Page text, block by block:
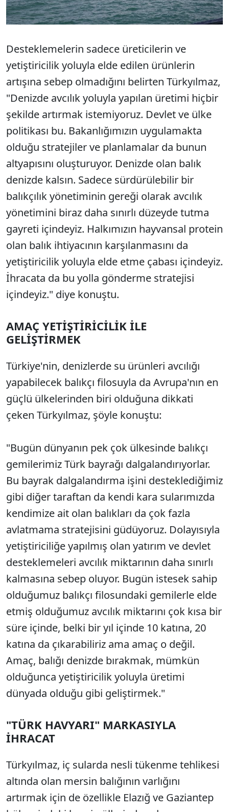
Desteklemelerin sadece üreticilerin ve
yetiştiricilik yoluyla elde edilen ürünlerin
artışına sebep olmadığını belirten Türkyılmaz,
"Denizde avcılık yoluyla yapılan üretimi hiçbir
şekilde artırmak istemiyoruz. Devlet ve ülke
politikası bu. Bakanlığımızın uygulamakta
olduğu stratejiler ve planlamalar da bunun
altyapısını oluşturuyor. Denizde olan balık
denizde kalsın. Sadece sürdürülebilir bir
balıkçılık yönetiminin gereği olarak avcılık
yönetimini biraz daha sınırlı düzeyde tutma
gayreti içindeyiz. Halkımızın hayvansal protein
olan balık ihtiyacının karşılanmasını da
yetiştiricilik yoluyla elde etme çabası içindeyiz.
İhracata da bu yolla gönderme stratejisi
içindeyiz." diye konuştu.
AMAÇ YETİŞTİRİCİLİK İLE
GELİŞTİRMEK
Türkiye'nin, denizlerde su ürünleri avcılığı
yapabilecek balıkçı filosuyla da Avrupa'nın en
güçlü ülkelerinden biri olduğuna dikkati
çeken Türkyılmaz, şöyle konuştu:
"Bugün dünyanın pek çok ülkesinde balıkçı
gemilerimiz Türk bayrağı dalgalandırıyorlar.
Bu bayrak dalgalandırma işini desteklediğimiz
gibi diğer taraftan da kendi kara sularımızda
kendimize ait olan balıkları da çok fazla
avlatmama stratejisini güdüyoruz. Dolayısıyla
yetiştiriciliğe yapılmış olan yatırım ve devlet
desteklemeleri avcılık miktarının daha sınırlı
kalmasına sebep oluyor. Bugün istesek sahip
olduğumuz balıkçı filosundaki gemilerle elde
etmiş olduğumuz avcılık miktarını çok kısa bir
süre içinde, belki bir yıl içinde 10 katına, 20
katına da çıkarabiliriz ama amaç o değil.
Amaç, balığı denizde bırakmak, mümkün
olduğunca yetiştiricilik yoluyla üretimi
dünyada olduğu gibi geliştirmek."
"TÜRK HAVYARI" MARKASIYLA
İHRACAT
Türkyılmaz, iç sularda nesli tükenme tehlikesi
altında olan mersin balığının varlığını
artırmak için de özellikle Elazığ ve Gaziantep